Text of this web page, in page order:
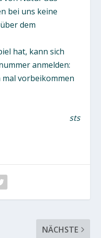
bei uns keine
dem
hat, kann sich
anmelden:
mal vorbeikommen
sts
NÄCHSTE